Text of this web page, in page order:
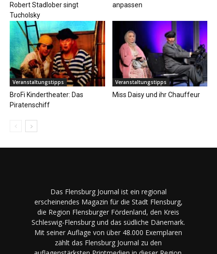
Robert Stadlober singt
Tucholsky
anpassen
Veranstaltungstipps
BroFi Kindertheater: Das
Piratenschiff
Veranstaltungstipps
Miss Daisy und ihr Chauffeur
Das Flensburg Journal ist ein regional
erscheinendes Magazin für die Stadt Flensburg,
die Region Flensburger Fördenland, den Kreis
Schleswig-Flensburg und das südliche Dänemark.
Mit seiner Auflage von über 48.000 Exemplaren
zählt das Flensburg Journal zu den